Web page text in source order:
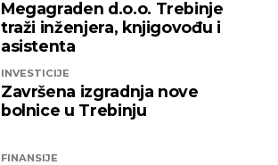
Megagraden d.o.o. Trebinje
traži inženjera, knjigovođu i
asistenta
INVESTICIJE
Završena izgradnja nove
bolnice u Trebinju
FINANSIJE